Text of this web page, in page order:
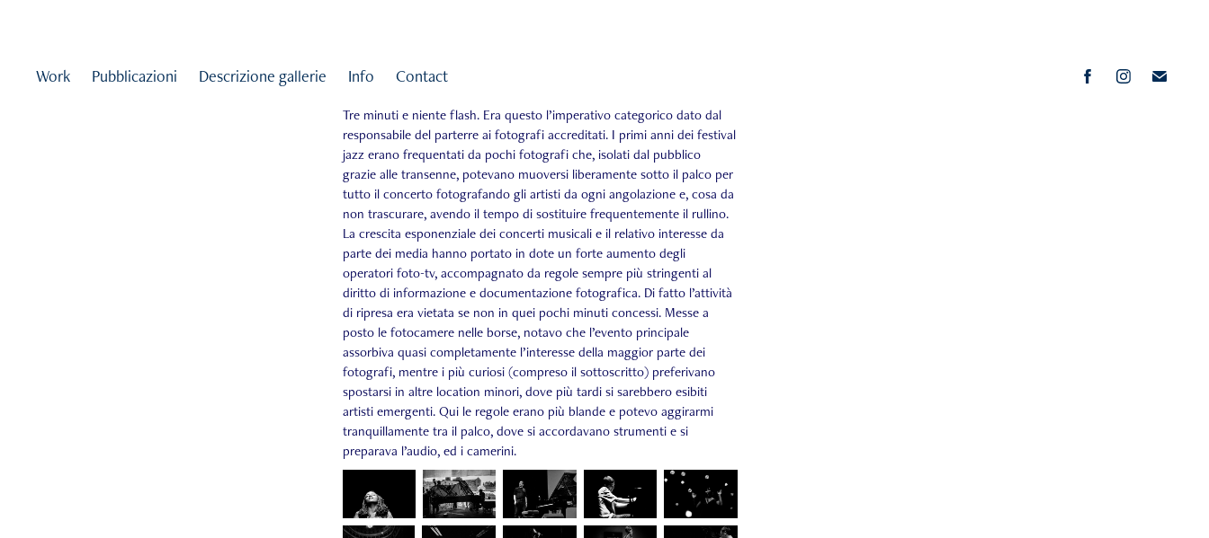
Work Pubblicazioni Descrizione gallerie Info Contact
Tre minuti e niente flash. Era questo l’imperativo categorico dato dal
responsabile del parterre ai fotografi accre­ditati. I primi anni dei festival
jazz erano frequentati da pochi fotografi che, isolati dal pubblico
grazie alle transenne, potevano muoversi liberamente sotto il palco per
tutto il concerto fotografando gli artisti da ogni angolazione e, cosa da
non trascurare, avendo il tempo di sostituire frequentemente il rullino.
La crescita esponenziale dei concerti musicali e il relativo interesse da
parte dei media hanno portato in dote un forte aumento degli
operatori foto-tv, accompagnato da regole sempre più stringenti al
diritto di informazione e documentazione fotografica. Di fatto l’attività
di ripresa era vietata se non in quei pochi minuti concessi. Messe a
posto le fotocamere nelle borse, notavo che l’evento principale
assorbiva quasi completamente l’interes­se della maggior parte dei
fotografi, mentre i più curiosi (compreso il sottoscritto) preferivano
spostarsi in altre location minori, dove più tardi si sarebbero esibiti
artisti emergenti. Qui le regole erano più blande e potevo aggirarmi
tranquillamente tra il palco, dove si accordavano strumenti e si
preparava l’audio, ed i camerini.